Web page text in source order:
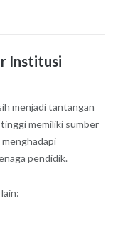
Institusi
menjadi tantangan
memiliki sumber
menghadapi
pendidik.